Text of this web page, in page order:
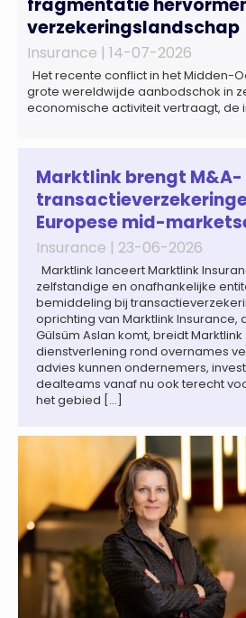
verzekeringslandschap
Insurance | 14-07-2026
Het recente conflict in het Midden-
grote wereldwijde aanbodschok in
economische activiteit vertraagt, de
wereldwijd naar verwachting
termen in […]
Marktlink brengt M&A-
Europese mid-
Insurance | 23-06-2026
Marktlink lanceert Marktlink
zelfstandige en onafhankelijke
bemiddeling bij
oprichting van Marktlink Insurance,
Gülsüm Aslan komt, breidt
dienstverlening rond overnames
advies kunnen ondernemers,
dealteams vanaf nu ook terecht
het gebied […]